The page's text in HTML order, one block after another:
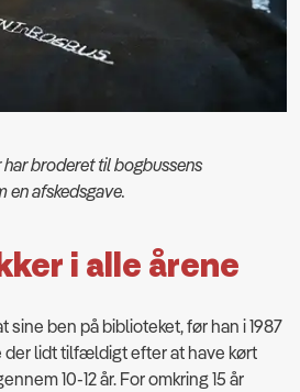
broderet til bogbussens
en afskedsgave.
i alle årene
sine ben på biblioteket, før han i 1987
der lidt tilfældigt efter at have kørt
10-12 år. For omkring 15 år